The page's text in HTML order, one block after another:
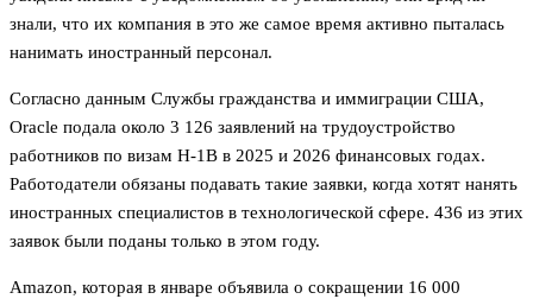
знали, что их компания в это же самое время активно пыталась
нанимать иностранный персонал.
Согласно данным Службы гражданства и иммиграции США,
Oracle подала около 3 126 заявлений на трудоустройство
работников по визам H-1B в 2025 и 2026 финансовых годах.
Работодатели обязаны подавать такие заявки, когда хотят нанять
иностранных специалистов в технологической сфере. 436 из этих
заявок были поданы только в этом году.
Amazon, которая в январе объявила о сокращении 16 000